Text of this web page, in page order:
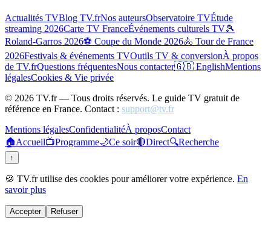
Actualités TVBlog TV.frNos auteursObservatoire TVÉtude
streaming 2026Carte TV FranceÉvénements culturels TV🎾
Roland-Garros 2026⚽ Coupe du Monde 2026🚴 Tour de France
2026Festivals & événements TVOutils TV & conversionÀ propos
de TV.frQuestions fréquentesNous contacter🇬🇧 EnglishMentions
légalesCookies & Vie privée
© 2026 TV.fr — Tous droits réservés. Le guide TV gratuit de
référence en France. Contact : support@tv.fr
Mentions légalesConfidentialitéÀ proposContact
🏠Accueil📺Programme🌙Ce soir🔴Direct🔍Recherche
↑
🍪 TV.fr utilise des cookies pour améliorer votre expérience. En
savoir plus
Accepter Refuser